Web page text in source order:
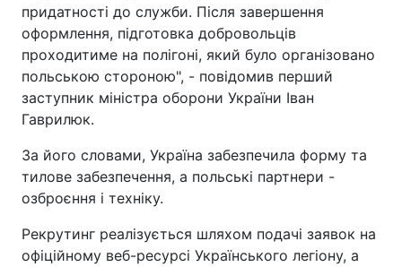
придатності до служби. Після завершення
оформлення, підготовка добровольців
проходитиме на полігоні, який було організовано
польською стороною", - повідомив перший
заступник міністра оборони України Іван
Гаврилюк.
За його словами, Україна забезпечила форму та
тилове забезпечення, а польські партнери -
озброєння і техніку.
Рекрутинг реалізується шляхом подачі заявок на
офіційному веб-ресурсі Українського легіону, а